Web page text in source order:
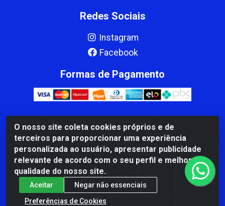
O nosso site coleta cookies próprios e de
terceiros para proporcionar uma experiência
personalizada ao usuário, apresentar publicidade
relevante de acordo com o seu perfil e melhorar a
qualidade do nosso site.
Aceitar
Negar não essenciais
Preferências de Cookies
Redes Sociais
Instagram
Facebook
Formas de Pagamento
CBP MACEDO COMERCIO PEÇAS LTDA Matriz - av Mauro
Miranda Madureira, 1249 - Coramara , Cachoeiro de
Itapemirim/ES - CEP 29.311-310 - CNPJ 00.502.680/0001-41